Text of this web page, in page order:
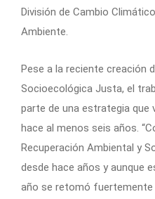
División de Cambio
Ambiente.
Pese a la reciente creación
Socioecológica Justa, el
parte de una estrategia que
hace al menos seis años.
Recuperación Ambiental y
desde hace años y aunque
año se retomó fuertemente